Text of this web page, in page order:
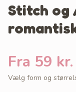
Stitch og
Fra 59 kr.
Vælg form og